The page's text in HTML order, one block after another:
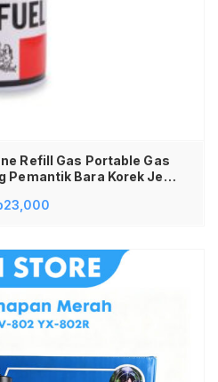
Refill Gas Portable Gas
Pemantik Bara Korek Jet
gr (Salin)
23,000